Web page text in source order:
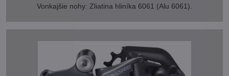
Vonkajšie nohy: Zliatina hliníka 6061 (Alu 6061).